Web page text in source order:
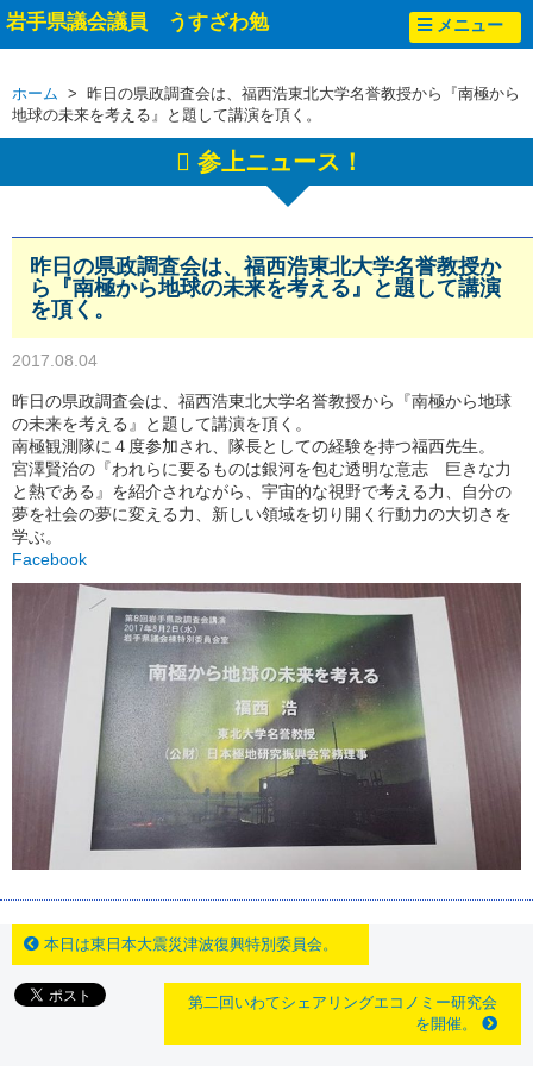
岩手県議会議員 うすざわ勉 メニュー
ホーム > 昨日の県政調査会は、福西浩東北大学名誉教授から『南極から
地球の未来を考える』と題して講演を頂く。
参上ニュース！
昨日の県政調査会は、福西浩東北大学名誉教授か
ら『南極から地球の未来を考える』と題して講演
を頂く。
2017.08.04
昨日の県政調査会は、福西浩東北大学名誉教授から『南極から地球
の未来を考える』と題して講演を頂く。
南極観測隊に４度参加され、隊長としての経験を持つ福西先生。
宮澤賢治の『われらに要るものは銀河を包む透明な意志 巨きな力
と熱である』を紹介されながら、宇宙的な視野で考える力、自分の
夢を社会の夢に変える力、新しい領域を切り開く行動力の大切さを
学ぶ。
Facebook
本日は東日本大震災津波復興特別委員会。
第二回いわてシェアリングエコノミー研究会
を開催。